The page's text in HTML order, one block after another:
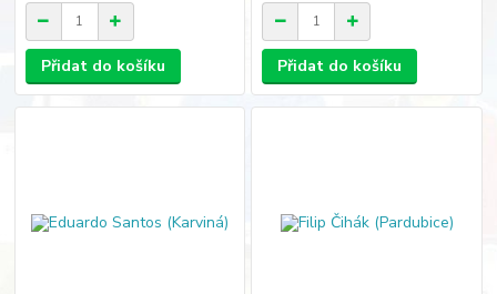
Přidat do košíku Přidat do košíku